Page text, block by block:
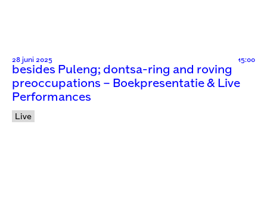
28 juni 2025 15:00
besides Puleng; dontsa-ring and roving
preoccupations – Boekpresentatie & Live
Performances
Live